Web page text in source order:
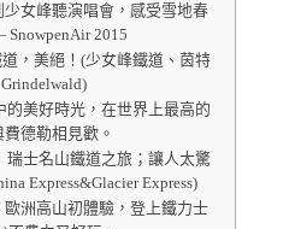
少女峰聽演唱會，感受雪地春
2015
道，美絕！(少女峰鐵道、茵特
的美好時光，在世界上最高的
德勒相見歡。
瑞士名山鐵道之旅；讓人太驚
Express&Glacier Express)
歐洲高山初體驗，登上鐵力士